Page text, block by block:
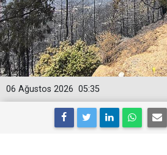
05:35
06 Ağustos 2026